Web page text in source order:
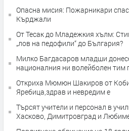
Опасна мисия: Пожарникари
Кърджали
От Тесак до Младежкия хълм:
„лов на педофили“ до България?
Милко Багдасаров младши
националния ни волейболен
Откриха Мюмюн Шакиров от
Яребица,здрав и невредим е
Търсят учители и персонал в
Хасково, Димитровград и